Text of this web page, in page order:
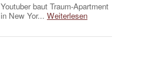
Youtuber baut Traum-Apartment
in New Yor... Weiterlesen